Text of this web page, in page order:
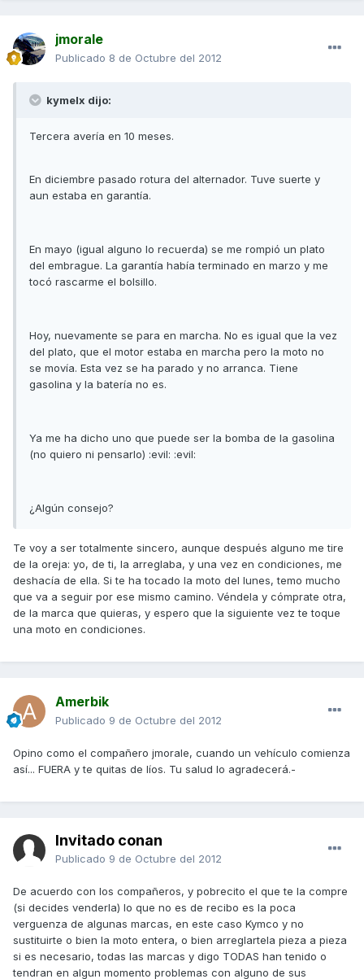
jmorale
Publicado 8 de Octubre del 2012
kymelx dijo:
Tercera avería en 10 meses.
En diciembre pasado rotura del alternador. Tuve suerte y
aun estaba en garantía.
En mayo (igual alguno lo recuerda) se me rompió un plato
del embrague. La garantía había terminado en marzo y me
tocó rascarme el bolsillo.
Hoy, nuevamente se para en marcha. No es igual que la vez
del plato, que el motor estaba en marcha pero la moto no
se movía. Esta vez se ha parado y no arranca. Tiene
gasolina y la batería no es.
Ya me ha dicho uno que puede ser la bomba de la gasolina
(no quiero ni pensarlo) :evil: :evil:
¿Algún consejo?
Te voy a ser totalmente sincero, aunque después alguno me tire
de la oreja: yo, de ti, la arreglaba, y una vez en condiciones, me
deshacía de ella. Si te ha tocado la moto del lunes, temo mucho
que va a seguir por ese mismo camino. Véndela y cómprate otra,
de la marca que quieras, y espero que la siguiente vez te toque
una moto en condiciones.
Amerbik
Publicado 9 de Octubre del 2012
Opino como el compañero jmorale, cuando un vehículo comienza
así... FUERA y te quitas de líos. Tu salud lo agradecerá.-
Invitado conan
Publicado 9 de Octubre del 2012
De acuerdo con los compañeros, y pobrecito el que te la compre
(si decides venderla) lo que no es de recibo es la poca
verguenza de algunas marcas, en este caso Kymco y no
sustituirte o bien la moto entera, o bien arreglartela pieza a pieza
si es necesario, todas las marcas y digo TODAS han tenido o
tendran en algun momento problemas con alguno de sus